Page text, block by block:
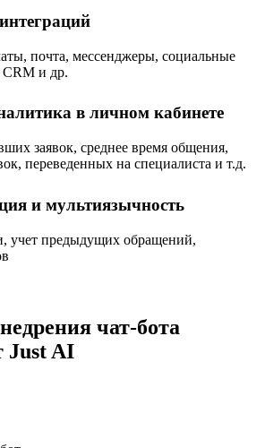
почта, мессенджеры, социальные
CRM и др.
в личном кабинете
заявок, среднее время общения,
переведенных на специалиста и т.д.
и мультиязычность
учет предыдущих обращений,
чат-бота
Just AI